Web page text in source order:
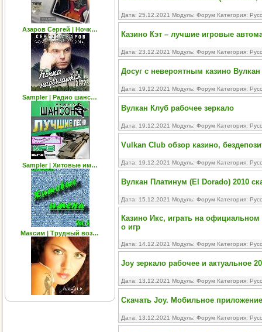
Азаров Сергей | Ночк…
Sampler | Радио шанс…
Sampler | Хитовые им…
Максим | Трудный воз…
Дата: 25.12.2021 Модуль: Форум Категория:
Казино Кэт – лучшие игровые
Дата: 23.12.2021 Модуль: Форум Категория:
Досуг с невероятным казино
Дата: 19.12.2021 Модуль: Форум Категория:
Вулкан Клуб рабочее зеркало
Дата: 19.12.2021 Модуль: Форум Категория:
Vulkan Club обзор казино,
Дата: 19.12.2021 Модуль: Форум Категория:
Вулкан Платинум (El Dorado) 2010
Дата: 15.12.2021 Модуль: Форум Категория:
Казино Икс, играть на
о игр
Дата: 14.12.2021 Модуль: Форум Категория:
Joy зеркало рабочее и актуальное
Дата: 13.12.2021 Модуль: Форум Категория:
Скачать Joy. Мобильное
Дата: 13.12.2021 Модуль: Форум Категория: